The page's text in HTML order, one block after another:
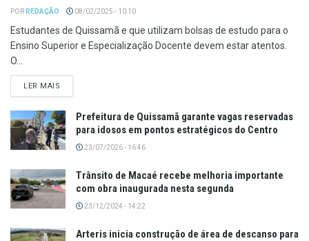
POR REDAÇÃO 08/02/2025 - 10:10
Estudantes de Quissamã e que utilizam bolsas de estudo para o
Ensino Superior e Especialização Docente devem estar atentos.
O...
LER MAIS
Prefeitura de Quissamã garante vagas reservadas
para idosos em pontos estratégicos do Centro
23/07/2026 - 16:46
Trânsito de Macaé recebe melhoria importante
com obra inaugurada nesta segunda
23/12/2024 - 14:22
Arteris inicia construção de área de descanso para